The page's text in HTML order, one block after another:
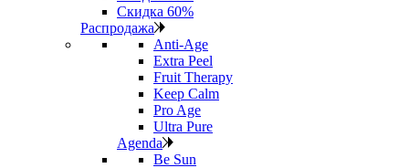
Скидка 60%
Распродажа
Anti‑Age
Extra Peel
Fruit Therapy
Keep Calm
Pro Age
Ultra Pure
Agenda
Be Sun